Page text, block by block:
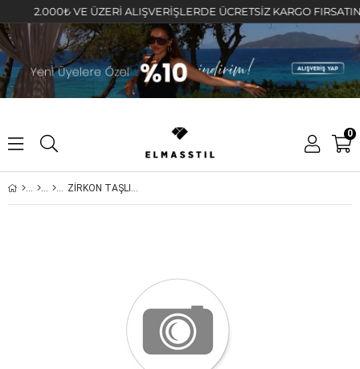
2.000₺ VE ÜZERİ ALIŞVERİŞLERDE ÜCRETSİZ KARGO FIRSATINI
0
ZİRKON TAŞLI KALIN HALKA KÜPE 2cm